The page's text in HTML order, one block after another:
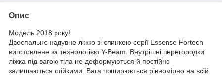
Опис
Модель 2018 року!
Двоспальне надувне ліжко зі спинкою серії Essense Fortech
виготовлене за технологією Y-Beam. Внутрішні перегородки
ліжка під вагою тіла не деформуються й постійно
залишаються стійкими. Вага поширюється рівномірно на всій